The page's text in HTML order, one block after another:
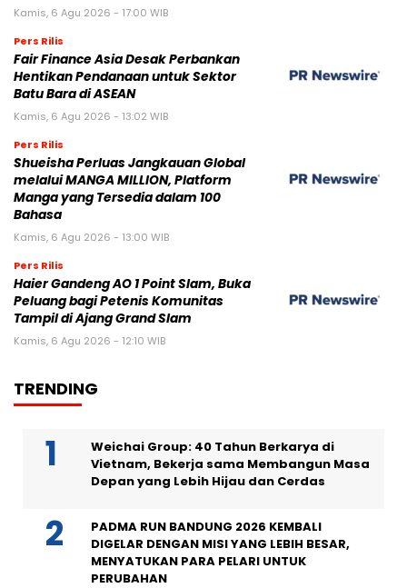
Kamis, 6 Agu 2026 - 17:00 WIB
Pers Rilis
Fair Finance Asia Desak Perbankan
Hentikan Pendanaan untuk Sektor
Batu Bara di ASEAN
Kamis, 6 Agu 2026 - 13:02 WIB
Pers Rilis
Shueisha Perluas Jangkauan Global
melalui MANGA MILLION, Platform
Manga yang Tersedia dalam 100
Bahasa
Kamis, 6 Agu 2026 - 13:00 WIB
Pers Rilis
Haier Gandeng AO 1 Point Slam, Buka
Peluang bagi Petenis Komunitas
Tampil di Ajang Grand Slam
Kamis, 6 Agu 2026 - 12:10 WIB
TRENDING
Weichai Group: 40 Tahun Berkarya di
Vietnam, Bekerja sama Membangun Masa
Depan yang Lebih Hijau dan Cerdas
PADMA RUN BANDUNG 2026 KEMBALI
DIGELAR DENGAN MISI YANG LEBIH BESAR,
MENYATUKAN PARA PELARI UNTUK
PERUBAHAN